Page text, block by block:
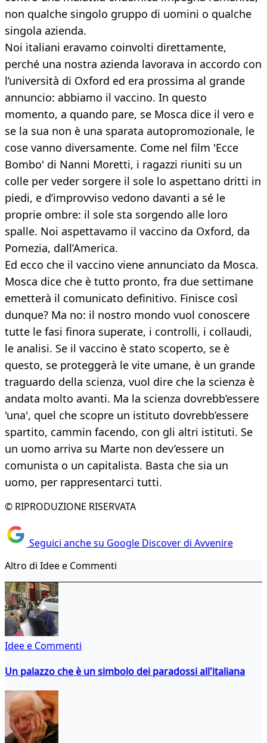
non qualche singolo gruppo di uomini o qualche
singola azienda.
Noi italiani eravamo coinvolti direttamente,
perché una nostra azienda lavorava in accordo con
l’università di Oxford ed era prossima al grande
annuncio: abbiamo il vaccino. In questo
momento, a quando pare, se Mosca dice il vero e
se la sua non è una sparata autopromozionale, le
cose vanno diversamente. Come nel film 'Ecce
Bombo' di Nanni Moretti, i ragazzi riuniti su un
colle per veder sorgere il sole lo aspettano dritti in
piedi, e d’improvviso vedono davanti a sé le
proprie ombre: il sole sta sorgendo alle loro
spalle. Noi aspettavamo il vaccino da Oxford, da
Pomezia, dall’America.
Ed ecco che il vaccino viene annunciato da Mosca.
Mosca dice che è tutto pronto, fra due settimane
emetterà il comunicato definitivo. Finisce così
dunque? Ma no: il nostro mondo vuol conoscere
tutte le fasi finora superate, i controlli, i collaudi,
le analisi. Se il vaccino è stato scoperto, se è
questo, se proteggerà le vite umane, è un grande
traguardo della scienza, vuol dire che la scienza è
andata molto avanti. Ma la scienza dovrebb’essere
'una', quel che scopre un istituto dovrebb’essere
spartito, cammin facendo, con gli altri istituti. Se
un uomo arriva su Marte non dev’essere un
comunista o un capitalista. Basta che sia un
uomo, per rappresentarci tutti.
© RIPRODUZIONE RISERVATA
Seguici anche su Google Discover di Avvenire
Altro di Idee e Commenti
Idee e Commenti
Un palazzo che è un simbolo dei paradossi all'italiana